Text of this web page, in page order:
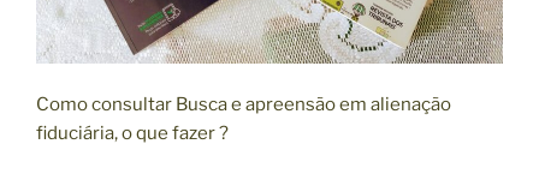
Como consultar Busca e apreensão em alienação
fiduciária, o que fazer ?